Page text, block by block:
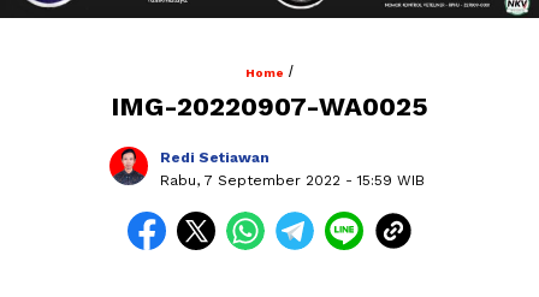
Home /
IMG-20220907-WA0025
Redi Setiawan
Rabu, 7 September 2022 - 15:59 WIB